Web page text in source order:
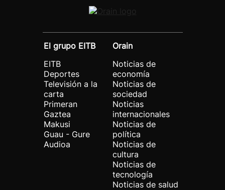
El grupo EITB
EITB
Deportes
Televisión a la
carta
Primeran
Gaztea
Makusi
Guau - Gure
Audioa
Orain
Noticias de
economía
Noticias de
sociedad
Noticias
internacionales
Noticias de
política
Noticias de
cultura
Noticias de
tecnología
Noticias de salud